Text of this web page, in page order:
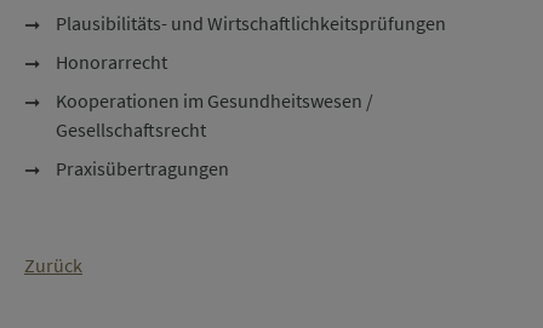
Plausibilitäts- und Wirtschaftlichkeitsprüfungen
Honorarrecht
Kooperationen im Gesundheitswesen /
Gesellschaftsrecht
Praxisübertragungen
Zurück